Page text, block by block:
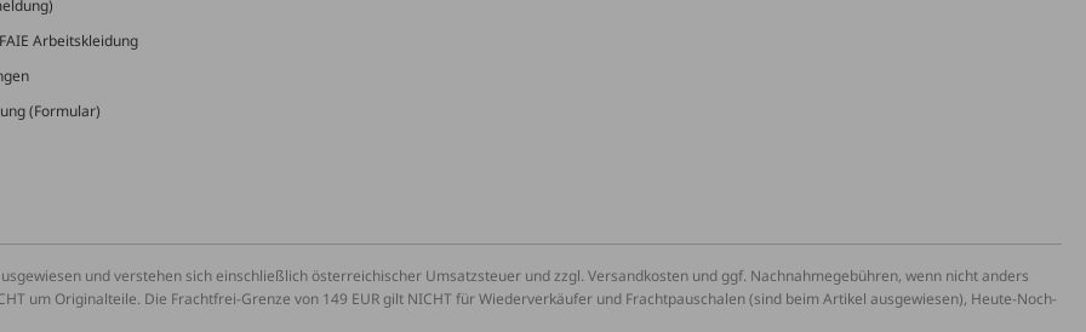
Arbeitskleidung
(Formular)
und verstehen sich einschließlich österreichischer Umsatzsteuer und zzgl. Versandkosten und ggf. Nachnahmegebühren, wenn nicht anders
um Originalteile. Die Frachtfrei-Grenze von 149 EUR gilt NICHT für Wiederverkäufer und Frachtpauschalen (sind beim Artikel ausgewiesen), Heute-Noch-